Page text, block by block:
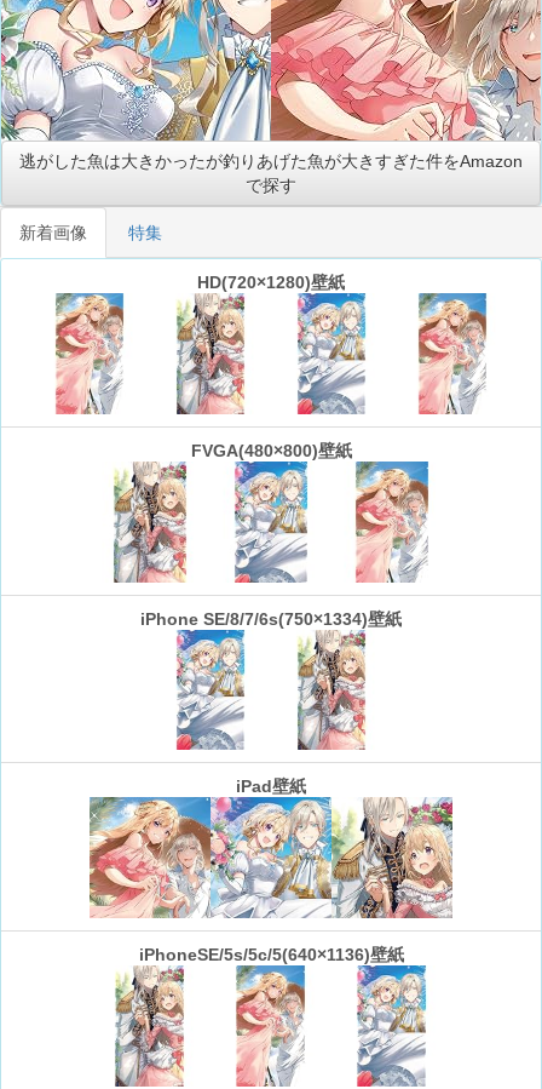
逃がした魚は大きかったが釣りあげた魚が大きすぎた件をAmazon
で探す
新着画像 特集
HD(720×1280)壁紙
FVGA(480×800)壁紙
iPhone SE/8/7/6s(750×1334)壁紙
iPad壁紙
iPhoneSE/5s/5c/5(640×1136)壁紙